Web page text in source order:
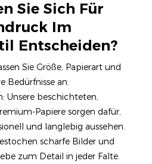
Sie Sich Für
Im
Entscheiden?
Sie Größe, Papierart und
Bedürfnisse an.
Unsere beschichteten,
Papiere sorgen dafür,
und langlebig aussehen.
scharfe Bilder und
zum Detail in jeder Falte.